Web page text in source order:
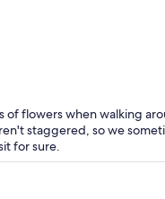
of flowers when walking
staggered, so we
for sure.